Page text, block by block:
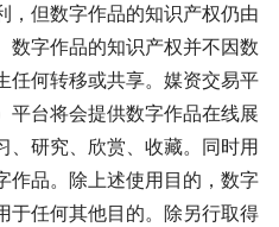
，但数字作品的知识产权仍由
数字作品的知识产权并不因数
任何转移或共享。媒资交易平
平台将会提供数字作品在线展
、研究、欣赏、收藏。同时用
作品。除上述使⽤⽬的，数字
于任何其他⽬的。除另行取得